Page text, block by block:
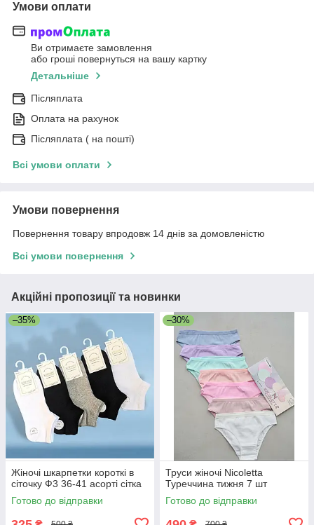
Умови оплати
Ви отримаєте замовлення
або гроші повернуться на вашу картку
Детальніше
Післяплата
Оплата на рахунок
Післяплата ( на пошті)
Всі умови оплати
Умови повернення
Повернення товару впродовж 14 днів за домовленістю
Всі умови повернення
Акційні пропозиції та новинки
–35%
Жіночі шкарпетки короткі в
сіточку Ф3 36-41 асорті сітка
Готово до відправки
–30%
Труси жіночі Nicoletta
Туреччина тижня 7 шт
Готово до відправки